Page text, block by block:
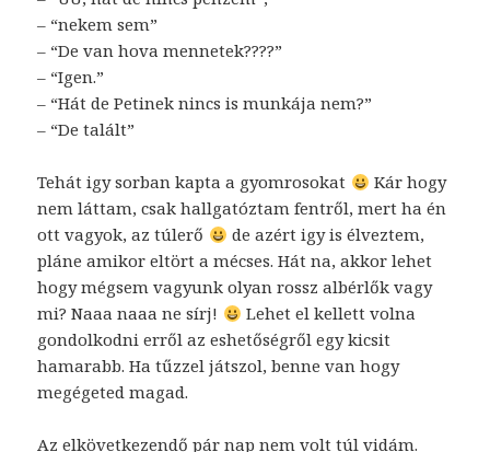
– “nekem sem”
– “De van hova mennetek????”
– “Igen.”
– “Hát de Petinek nincs is munkája nem?”
– “De talált”
Tehát igy sorban kapta a gyomrosokat
Kár hogy
nem láttam, csak hallgatóztam fentről, mert ha én
ott vagyok, az túlerő
de azért igy is élveztem,
pláne amikor eltört a mécses. Hát na, akkor lehet
hogy mégsem vagyunk olyan rossz albérlők vagy
mi? Naaa naaa ne sírj!
Lehet el kellett volna
gondolkodni erről az eshetőségről egy kicsit
hamarabb. Ha tűzzel játszol, benne van hogy
megégeted magad.
Az elkövetkezendő pár nap nem volt túl vidám.